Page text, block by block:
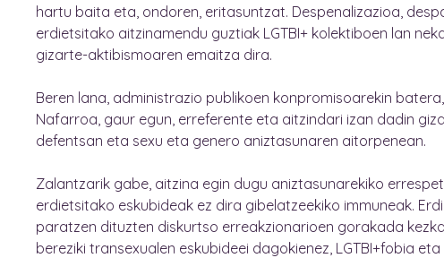
hartu baita eta, ondoren, eritasuntzat. Despenalizazioa,
erdietsitako aitzinamendu guztiak LGTBI+ kolektiboen lan
gizarte-aktibismoaren emaitza dira.
Beren lana, administrazio publikoen konpromisoarekin
Nafarroa, gaur egun, erreferente eta aitzindari izan dadin
defentsan eta sexu eta genero aniztasunaren aitorpenean.
Zalantzarik gabe, aitzina egin dugu aniztasunarekiko
erdietsitako eskubideak ez dira gibelatzeekiko immuneak.
paratzen dituzten diskurtso erreakzionarioen gorakada
bereziki transexualen eskubideei dagokienez, LGTBI+fobia